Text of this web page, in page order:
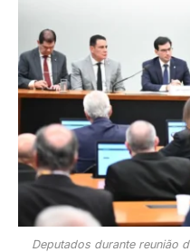
Deputados durante reunião